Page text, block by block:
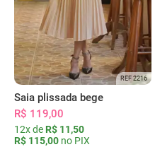
REF 2216
Saia plissada bege
R$ 119,00
12x de R$ 11,50
R$ 115,00 no PIX